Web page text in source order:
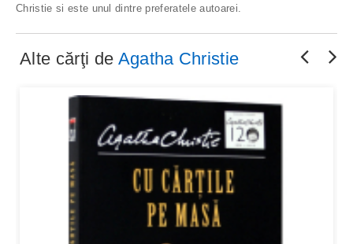
Christie si este unul dintre preferatele autoarei.
Alte cărţi de Agatha Christie